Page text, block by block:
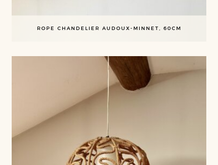
ROPE CHANDELIER AUDOUX-MINNET, 60CM